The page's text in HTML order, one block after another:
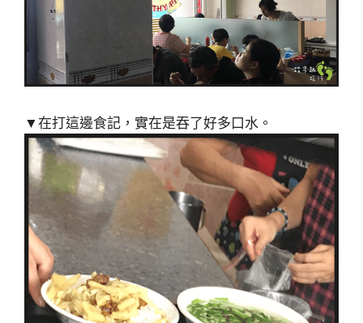
▼在打這邊食記，實在是吞了好多口水。